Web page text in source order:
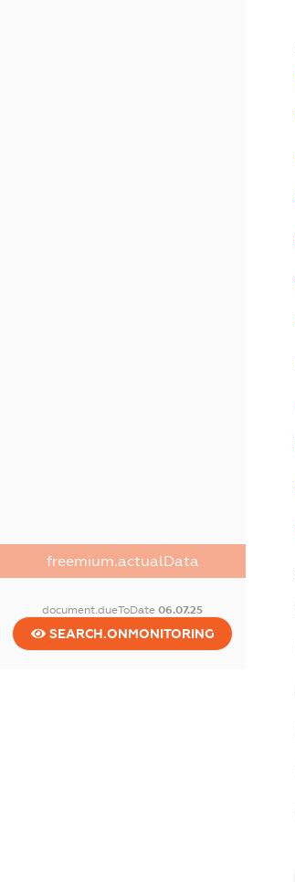
freemium.actualData
document.dueToDate06.07.25
SEARCH.ONMONITORING